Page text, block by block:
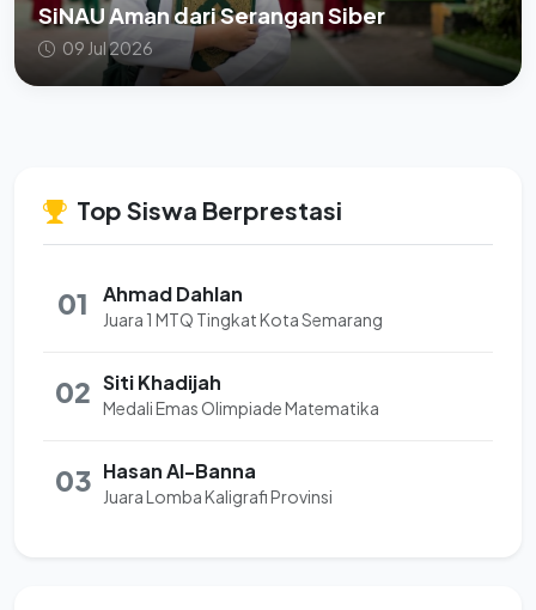
SiNAU Aman dari Serangan Siber
09 Jul 2026
Top Siswa Berprestasi
01 Ahmad Dahlan
Juara 1 MTQ Tingkat Kota Semarang
02 Siti Khadijah
Medali Emas Olimpiade Matematika
03 Hasan Al-Banna
Juara Lomba Kaligrafi Provinsi